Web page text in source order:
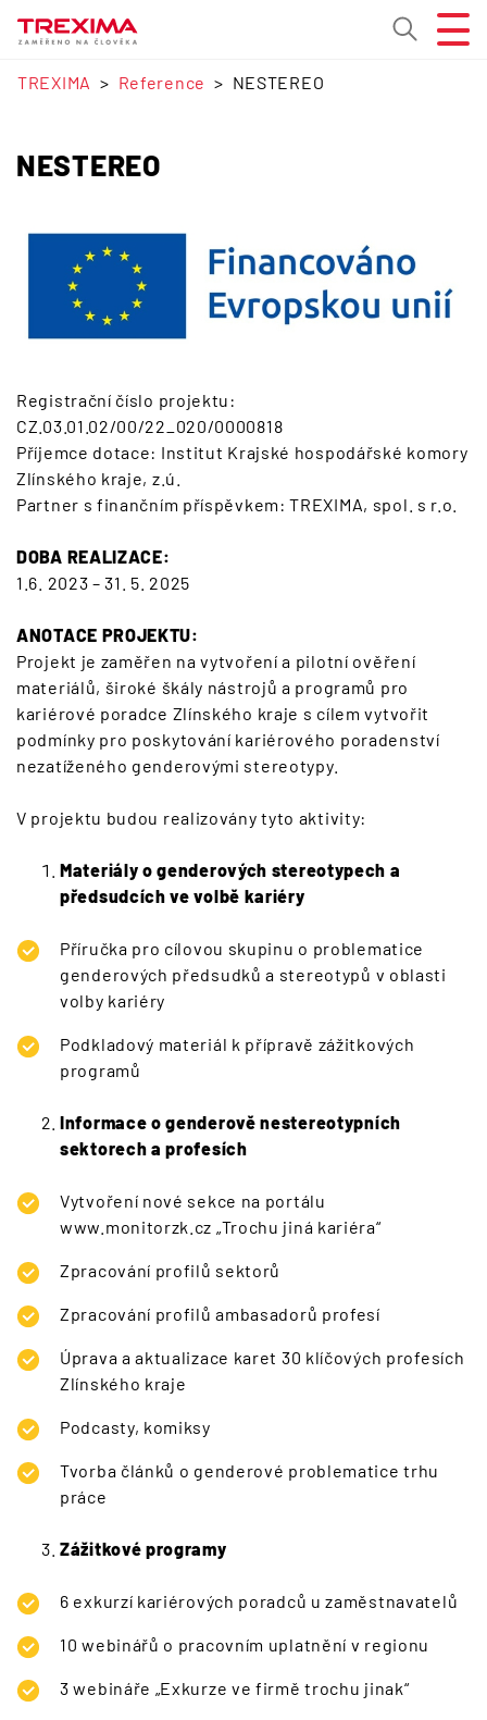
TREXIMA Reference NESTEREO
NESTEREO
Registrační číslo projektu:
CZ.03.01.02/00/22_020/0000818
Příjemce dotace: Institut Krajské hospodářské komory
Zlínského kraje, z.ú.
Partner s finančním příspěvkem: TREXIMA, spol. s r.o.
DOBA REALIZACE:
1.6. 2023 – 31. 5. 2025
ANOTACE PROJEKTU:
Projekt je zaměřen na vytvoření a pilotní ověření
materiálů, široké škály nástrojů a programů pro
kariérové poradce Zlínského kraje s cílem vytvořit
podmínky pro poskytování kariérového poradenství
nezatíženého genderovými stereotypy.
V projektu budou realizovány tyto aktivity:
Materiály o genderových stereotypech a
předsudcích ve volbě kariéry
Příručka pro cílovou skupinu o problematice
genderových předsudků a stereotypů v oblasti
volby kariéry
Podkladový materiál k přípravě zážitkových
programů
Informace o genderově nestereotypních
sektorech a profesích
Vytvoření nové sekce na portálu
www.monitorzk.cz „Trochu jiná kariéra“
Zpracování profilů sektorů
Zpracování profilů ambasadorů profesí
Úprava a aktualizace karet 30 klíčových profesích
Zlínského kraje
Podcasty, komiksy
Tvorba článků o genderové problematice trhu
práce
Zážitkové programy
6 exkurzí kariérových poradců u zaměstnavatelů
10 webinářů o pracovním uplatnění v regionu
3 webináře „Exkurze ve firmě trochu jinak“